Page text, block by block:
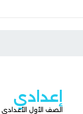
إعدادي
الصف الأول الأعدادي